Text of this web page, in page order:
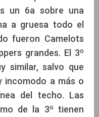
un 6a sobre una
a gruesa todo el
fueron Camelots
grandes. El 3º
similar, salvo que
incomodo a más o
del techo. Las
de la 3º tienen